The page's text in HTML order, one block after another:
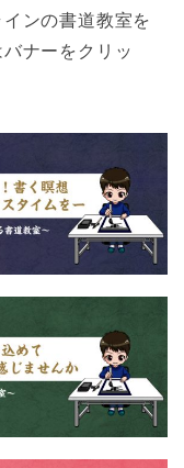
ンの書道教室を
ナーをクリッ